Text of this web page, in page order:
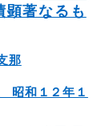
著なるも
那
昭和１２年１